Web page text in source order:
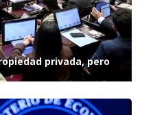
privada, pero